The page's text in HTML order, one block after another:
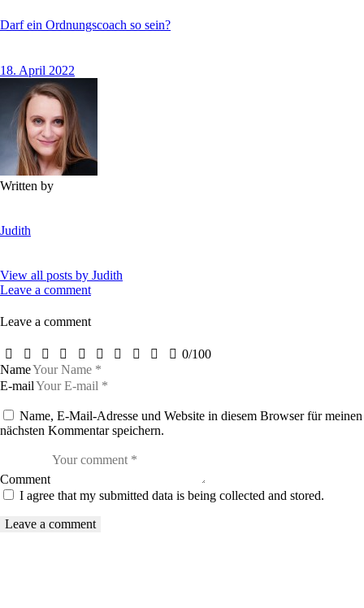
Darf ein Ordnungscoach so sein?
18. April 2022
Written by
Judith
View all posts by Judith
Leave a comment
Leave a comment
0/100
Name
E-mail
Name, E-Mail-Adresse und Website in diesem Browser für meinen
nächsten Kommentar speichern.
Comment
I agree that my submitted data is being collected and stored.